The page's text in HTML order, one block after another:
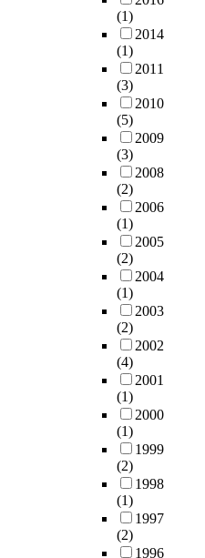
(1)
2014
(1)
2011
(3)
2010
(5)
2009
(3)
2008
(2)
2006
(1)
2005
(2)
2004
(1)
2003
(2)
2002
(4)
2001
(1)
2000
(1)
1999
(2)
1998
(1)
1997
(2)
1996